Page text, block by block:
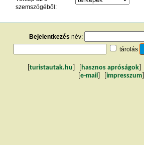
szemszögéből:
Bejelentkezés név:
tárolás
turistautak.hu hasznos apróságok
e-mail impresszum]